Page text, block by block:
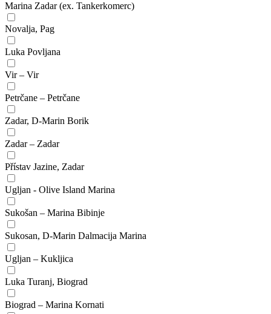
Marina Zadar (ex. Tankerkomerc)
Novalja, Pag
Luka Povljana
Vir – Vir
Petrčane – Petrčane
Zadar, D-Marin Borik
Zadar – Zadar
Přístav Jazine, Zadar
Ugljan - Olive Island Marina
Sukošan – Marina Bibinje
Sukosan, D-Marin Dalmacija Marina
Ugljan – Kukljica
Luka Turanj, Biograd
Biograd – Marina Kornati